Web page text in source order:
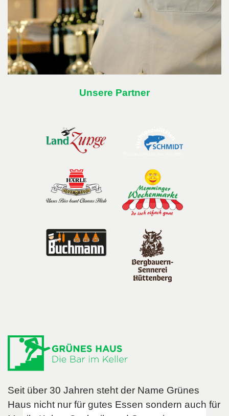
Unsere Partner
Seit über 30 Jahren steht der Name Grünes
Haus nicht nur für gutes Essen sondern auch für